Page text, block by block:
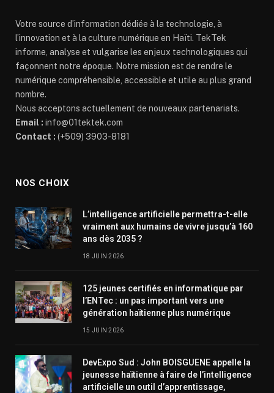
Votre source d’information dédiée à la technologie, à
l’innovation et à la culture numérique en Haïti. TekTek
informe, analyse et vulgarise les enjeux technologiques qui
façonnent notre époque. Notre mission est de rendre le
numérique compréhensible, accessible et utile au plus grand
nombre.
Nous acceptons actuellement de nouveaux partenariats.
Email : info@01tektek.com
Contact : (+509) 3903-8181
NOS CHOIX
L’intelligence artificielle permettra-t-elle
vraiment aux humains de vivre jusqu’à 160
ans dès 2035 ?
18 JUIN 2026
125 jeunes certifiés en informatique par
l’ENTec : un pas important vers une
génération haïtienne plus numérique
15 JUIN 2026
DevExpo Sud : John BOISGUENE appelle la
jeunesse haïtienne à faire de l’intelligence
artificielle un outil d’apprentissage,